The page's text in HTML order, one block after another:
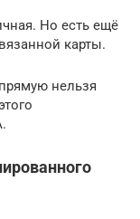
Но есть ещё
карты.
нельзя